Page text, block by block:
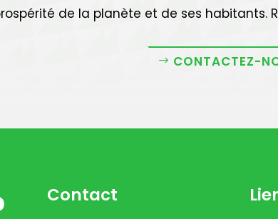
de la planète et de ses
CONTACTEZ-
Contact